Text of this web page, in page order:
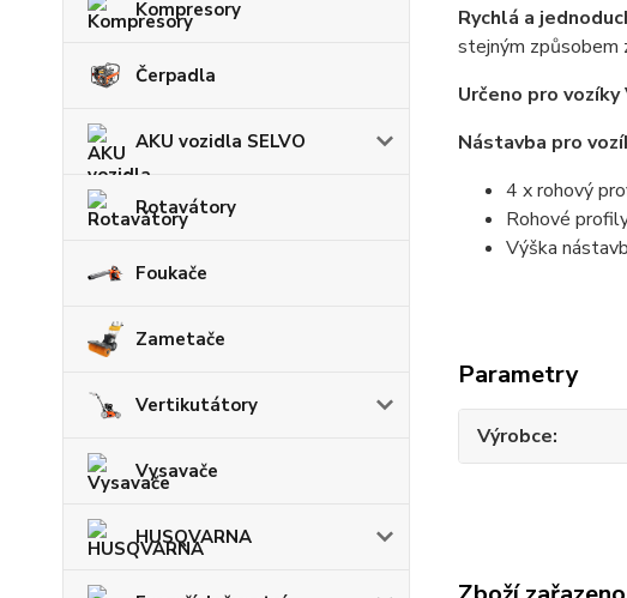
Kompresory
Čerpadla
AKU vozidla SELVO
Rotavátory
Foukače
Zametače
Vertikutátory
Vysavače
HUSQVARNA
Rychlá a
stejným způsobem
Určeno pro vozíky
Nástavba pro
4 x rohový
Rohové
Výška
Parametry
Výrobce